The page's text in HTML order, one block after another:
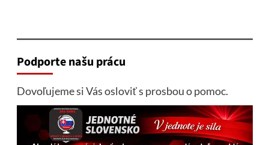
Podporte našu prácu
Dovoľujeme si Vás osloviť s prosbou o pomoc.